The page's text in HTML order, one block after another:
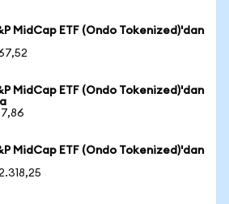
MidCap ETF (Ondo Tokenized)'dan
MidCap ETF (Ondo Tokenized)'dan
MidCap ETF (Ondo Tokenized)'dan